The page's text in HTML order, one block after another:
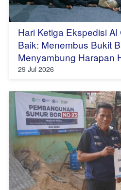
Hari Ketiga Ekspedisi
Baik: Menembus Bukit
Menyambung Harapan
29 Jul 2026